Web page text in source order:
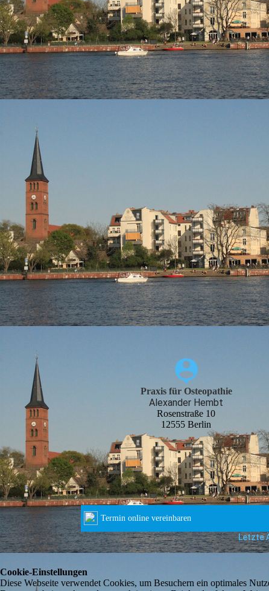
Praxis für Osteopathie
Alexander Hembt
Rosenstraße 10
12555 Berlin
Letzte
Cookie-Einstellungen
Diese Webseite verwendet Cookies, um Besuchern ein optimales